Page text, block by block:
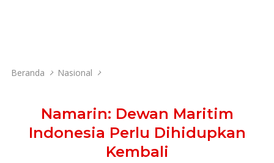
Beranda Nasional
Namarin: Dewan Maritim
Indonesia Perlu Dihidupkan
Kembali